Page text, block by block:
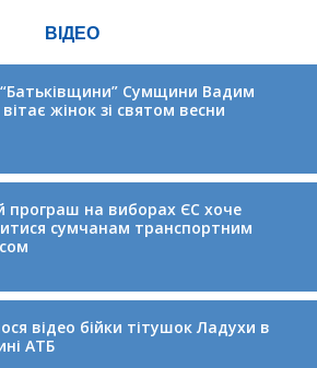
ВІДЕО
Сумщини Вадим
жінок зі святом весни
програш на виборах ЄС хоче
сумчанам транспортним
відео бійки тітушок Ладухи в
АТБ